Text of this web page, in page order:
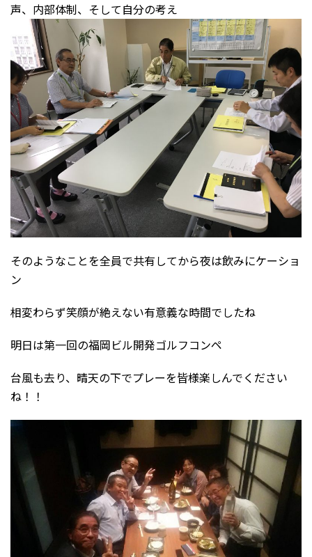
声、内部体制、そして自分の考え
そのようなことを全員で共有してから夜は飲みにケーショ
ン
相変わらず笑顔が絶えない有意義な時間でしたね
明日は第一回の福岡ビル開発ゴルフコンペ
台風も去り、晴天の下でプレーを皆様楽しんでください
ね！！